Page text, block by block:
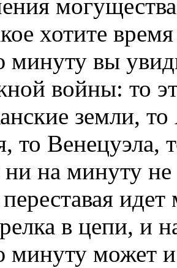
могущества
хотите
минуту вы
войны: то
земли,
то Венецуэла,
ни на минуту
в цепи, и
минуту может